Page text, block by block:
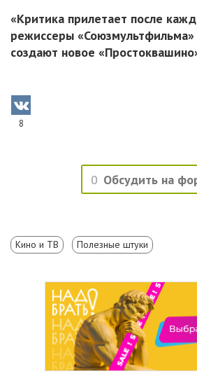
«Критика прилетает после
режиссеры «Союзмультфильма»
создают новое
8
0 Обсудить на
Кино и ТВ Полезные штуки